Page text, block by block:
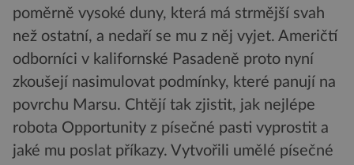
poměrně vysoké duny, která má strmější svah
než ostatní, a nedaří se mu z něj vyjet. Američtí
odborníci v kalifornské Pasadeně proto nyní
zkoušejí nasimulovat podmínky, které panují na
povrchu Marsu. Chtějí tak zjistit, jak nejlépe
robota Opportunity z písečné pasti vyprostit a
jaké mu poslat příkazy. Vytvořili umělé písečné